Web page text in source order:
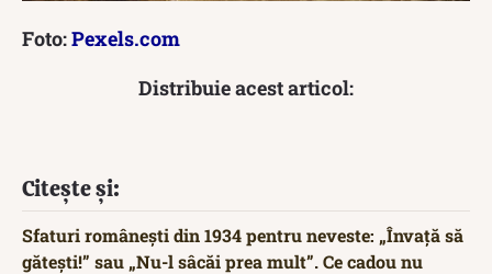
Foto:Pexels.com
Distribuie acest articol:
Citește și:
Sfaturi românești din 1934 pentru neveste: „Învață să
gătești!” sau „Nu-l sâcăi prea mult”. Ce cadou nu